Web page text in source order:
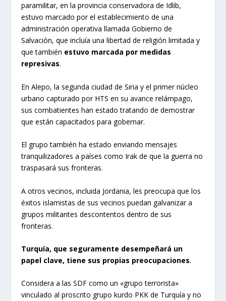
paramilitar, en la provincia conservadora de Idlib,
estuvo marcado por el establecimiento de una
administración operativa llamada Gobierno de
Salvación, que incluía una libertad de religión limitada y
que también estuvo marcada por medidas
represivas.
En Alepo, la segunda ciudad de Siria y el primer núcleo
urbano capturado por HTS en su avance relámpago,
sus combatientes han estado tratando de demostrar
que están capacitados para gobernar.
El grupo también ha estado enviando mensajes
tranquilizadores a países como Irak de que la guerra no
traspasará sus fronteras.
A otros vecinos, incluida Jordania, les preocupa que los
éxitos islamistas de sus vecinos puedan galvanizar a
grupos militantes descontentos dentro de sus
fronteras.
Turquía, que seguramente desempeñará un
papel clave, tiene sus propias preocupaciones.
Considera a las SDF como un «grupo terrorista»
vinculado al proscrito grupo kurdo PKK de Turquía y no